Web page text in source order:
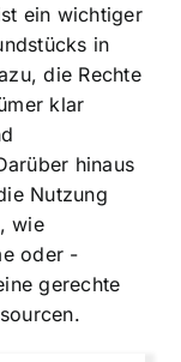
ein wichtiger
in
die Rechte
klar
hinaus
Nutzung
wie
oder -
gerechte